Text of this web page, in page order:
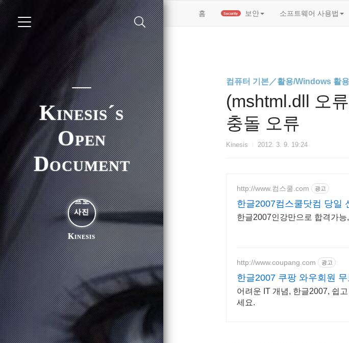
홈(current) Security
보안 소프트웨어 사용법
Kinesis´s
Open
Document
Kinesis
컴퓨터 기본／활용/Windows 활용
(mshtml.dll 오
충돌 오류
Kinesis 2012. 3. 9. 19:24
http://www.컴스쿨.com 광고
한글2007컴스쿨닷컴 당일
한글2007인강만으로 합격가
http://www.coupang.com 광고
한글2007 쿠팡 와우회원
어려운 IT 개념, 한글2007, 쉽
세요.